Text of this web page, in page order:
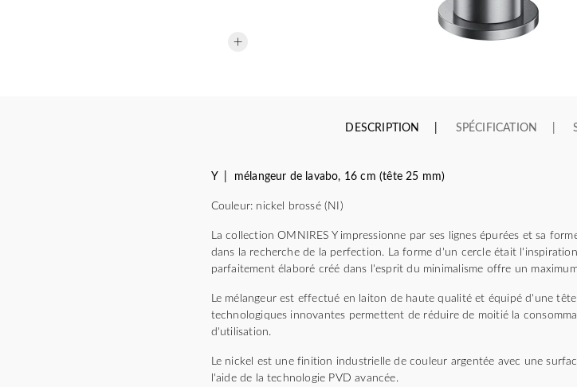
DESCRIPTION SPÉCIFICATION
Y | mélangeur de lavabo, 16 cm (tête 25 mm)
Couleur: nickel brossé (NI)
La collection OMNIRES Y impressionne par ses lignes épurées et sa
dans la recherche de la perfection. La forme d'un cercle était
parfaitement élaboré créé dans l'esprit du minimalisme offre un
Le mélangeur est effectué en laiton de haute qualité et équipé d'une
technologiques innovantes permettent de réduire de moitié la
d'utilisation.
Le nickel est une finition industrielle de couleur argentée avec une
l'aide de la technologie PVD avancée.